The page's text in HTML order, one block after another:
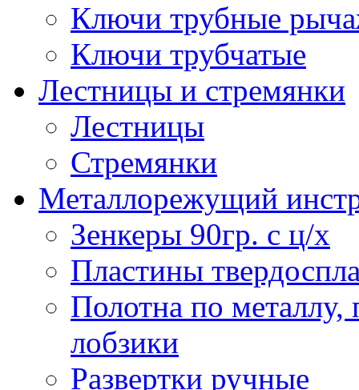
Ключи трубные
Ключи трубчатые
Лестницы и стремянки
Лестницы
Стремянки
Металлорежущий
Зенкеры 90гр. с ц/х
Пластины
Полотна по
лобзики
Развертки ручные